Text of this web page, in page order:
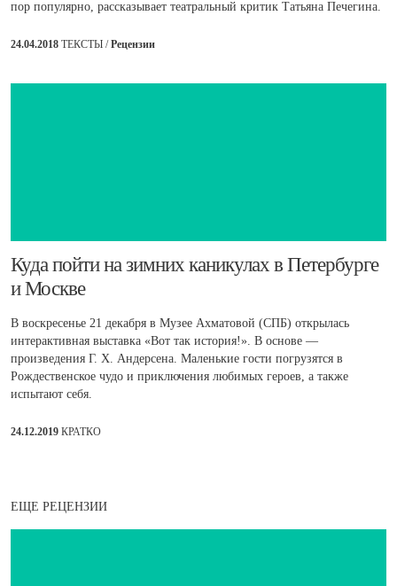
пор популярно, рассказывает театральный критик Татьяна Печегина.
24.04.2018 ТЕКСТЫ /Рецензии
​Куда пойти на зимних каникулах в Петербурге
и Москве
В воскресенье 21 декабря в Музее Ахматовой (СПБ) открылась
интерактивная выставка «Вот так история!». В основе —
произведения Г. Х. Андерсена. Маленькие гости погрузятся в
Рождественское чудо и приключения любимых героев, а также
испытают себя.
24.12.2019 КРАТКО
ЕЩЕ РЕЦЕНЗИИ